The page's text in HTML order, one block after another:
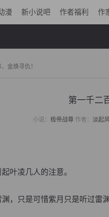
漫 新小说吧 作者福利 作
金焕寻仇！
第一千二
小说： 极帝战尊作者： 淡起
凌几人的注意。
只是可惜紫月只是听过雷